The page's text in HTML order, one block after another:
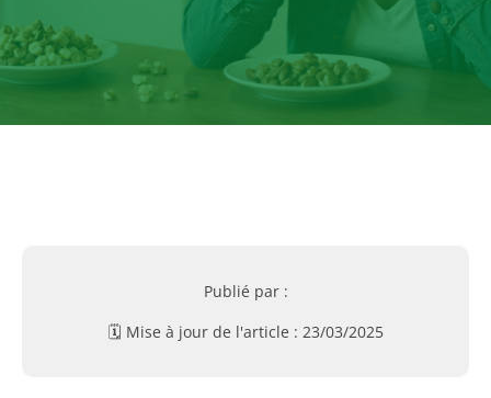
Publié par :
🗓️ Mise à jour de l'article : 23/03/2025